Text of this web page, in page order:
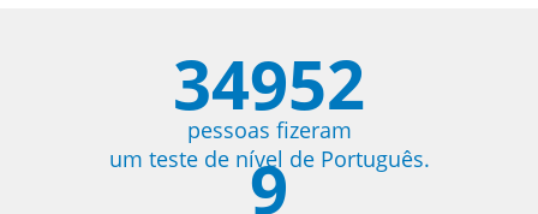
34952
pessoas fizeram
um teste de nível de Português.
9